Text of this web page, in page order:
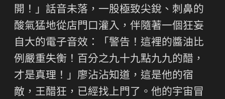
開！」話音未落，一股極致尖銳、刺鼻的
酸氣猛地從店門口灌入，伴隨著一個狂妄
自大的電子音效：「警告！這裡的醬油比
例嚴重失衡！百分之九十九點九九的醋，
才是真理！」廖沾沾知道，這是他的宿
敵，王醋狂，已經找上門了。他的宇宙冒